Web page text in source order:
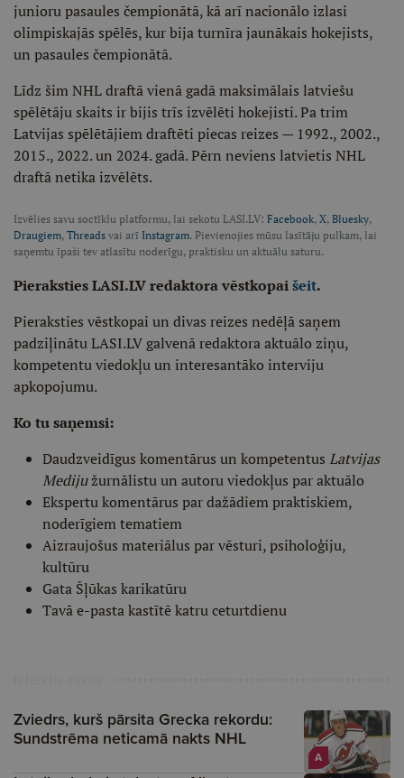
junioru pasaules čempionātā, kā arī nacionālo izlasi
olimpiskajās spēlēs, kur bija turnīra jaunākais hokejists,
un pasaules čempionātā.
Līdz šim NHL draftā vienā gadā maksimālais latviešu
spēlētāju skaits ir bijis trīs izvēlēti hokejisti. Pa trim
Latvijas spēlētājiem draftēti piecas reizes — 1992., 2002.,
2015., 2022. un 2024. gadā. Pērn neviens latvietis NHL
draftā netika izvēlēts.
Izvēlies savu soctīklu platformu, lai sekotu LASI.LV: Facebook, X, Bluesky,
Draugiem, Threads vai arī Instagram. Pievienojies mūsu lasītāju pulkam, lai
saņemtu īpaši tev atlasītu noderīgu, praktisku un aktuālu saturu.
Pieraksties LASI.LV redaktora vēstkopaišeit.
Pieraksties vēstkopai un divas reizes nedēļā saņem
padziļinātu LASI.LV galvenā redaktora aktuālo ziņu,
kompetentu viedokļu un interesantāko interviju
apkopojumu.
Ko tu saņemsi:
Daudzveidīgus komentārus un kompetentus Latvijas
Medijužurnālistu un autoru viedokļus par aktuālo
Ekspertu komentārus par dažādiem praktiskiem,
noderīgiem tematiem
Aizraujošus materiālus par vēsturi, psiholoģiju,
kultūru
Gata Šļūkas karikatūru
Tavā e-pasta kastītē katru ceturtdienu
A
Zviedrs, kurš pārsita Grecka rekordu:
Sundstrēma neticamā nakts NHL